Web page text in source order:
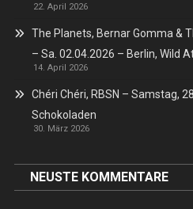
22. April 2026
The Planets, Bernar Gomma &
– Sa. 02.04.2026 – Berlin, Wild
14. April 2026
Chéri Chéri, RBSN – Samstag,
Schokoladen
30. März 2026
NEUSTE KOMMENTARE